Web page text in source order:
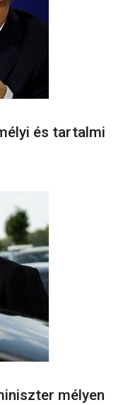
és tartalmi
mélyen